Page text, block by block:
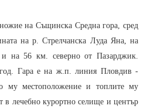
на Същинска Средна гора, сред
на р. Стрелчанска Луда Яна, на
на 56 км. северно от Пазарджик.
Гара е на ж.п. линия Пловдив -
му местоположение и топлите му
в лечебно курортно селище и център